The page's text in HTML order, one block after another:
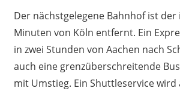
Der nächstgelegene Bahnhof ist der
Minuten von Köln entfernt. Ein
in zwei Stunden von Aachen nach
auch eine grenzüberschreitende
mit Umstieg. Ein Shuttleservice wird